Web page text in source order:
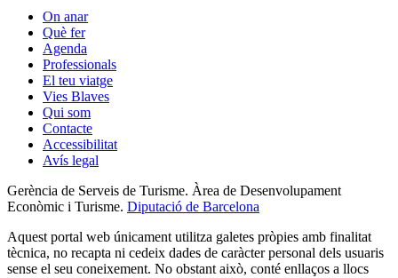
On anar
Què fer
Agenda
Professionals
El teu viatge
Vies Blaves
Qui som
Contacte
Accessibilitat
Avís legal
Gerència de Serveis de Turisme. Àrea de Desenvolupament
Econòmic i Turisme. Diputació de Barcelona
Aquest portal web únicament utilitza galetes pròpies amb finalitat
tècnica, no recapta ni cedeix dades de caràcter personal dels usuaris
sense el seu coneixement. No obstant això, conté enllaços a llocs